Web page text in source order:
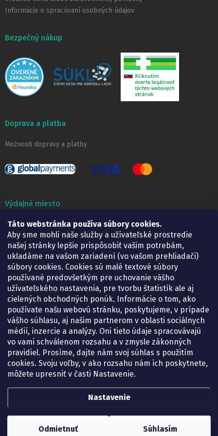
Táto webstránka používa súbory cookies.
Aby sme mohli naše služby a užívateľské prostredie
našej stránky lepšie prispôsobiť vašim potrebám,
ukladáme na vašom zariadení (vo vašom prehliadači)
súbory cookies. Cookies sú malé textové súbory
používané predovšetkým pre uchovanie vášho
užívateľského nastavenia, pre tvorbu štatistík ale aj
cielených obchodných ponúk. Informácie o tom, ako
používate našu webovú stránku, poskytujeme, v prípade
vášho súhlasu, aj našim partnerom v oblasti sociálnych
médií, inzercie a analýzy. Oni tieto údaje spracovávajú
vo vami schválenom rozsahu a v zmysle zákonných
pravidiel. Prosíme, dajte nám svoj súhlas s použitím
cookies. Svoju voľby, v ako rozsahu nám ich poskytnete,
môžete upresniť v časti Nastavenie.
Nastavenie
Odmietnuť Súhlasím
Informácie o spracúvaní osobných údajov
Bezpečný nákup
Doprava a platba
Možnosti dopravy a platby
Výdajné miesto
Lekáreň ADONAI
Košice – Smetanova 2
Pondelok:
07.30 – 15.30 h.
Utorok:
07.30 – 16.00 h.
Streda:
07.30 – 16.00 h.
Štvrtok:
07.30 – 15.30 h.
Piatok:
07.30 – 15.30 h.
KONTAKT
eshop@lekarenadonai.sk
+421 948 203 203
Nájdete nás na Facebooku.
lekarenadonai/
Upraviť nastavenie cookies